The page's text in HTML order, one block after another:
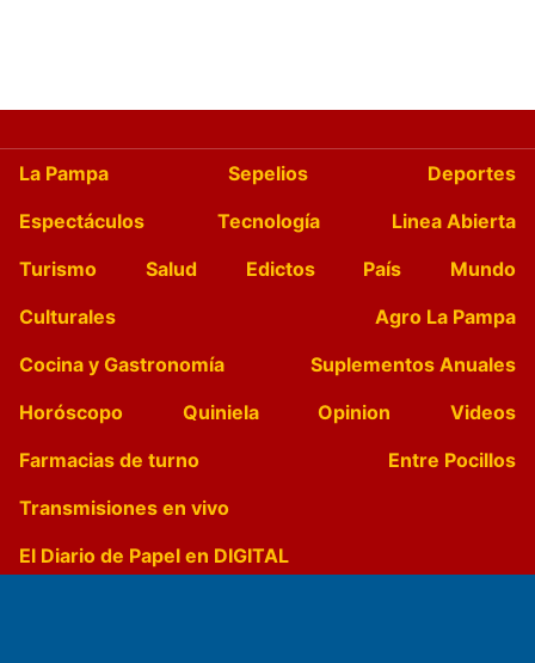
La Pampa Sepelios
Deportes
Espectáculos
Tecnología
Linea Abierta
Turismo
Salud Edictos País
Mundo
Culturales
Agro La Pampa
Cocina y Gastronomía
Suplementos Anuales
Horóscopo
Quiniela Opinion
Videos
Farmacias de turno
Entre Pocillos
Transmisiones en vivo
El Diario de Papel en DIGITAL